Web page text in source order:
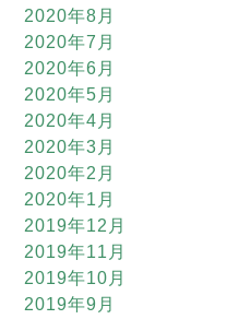
2020年8月
2020年7月
2020年6月
2020年5月
2020年4月
2020年3月
2020年2月
2020年1月
2019年12月
2019年11月
2019年10月
2019年9月